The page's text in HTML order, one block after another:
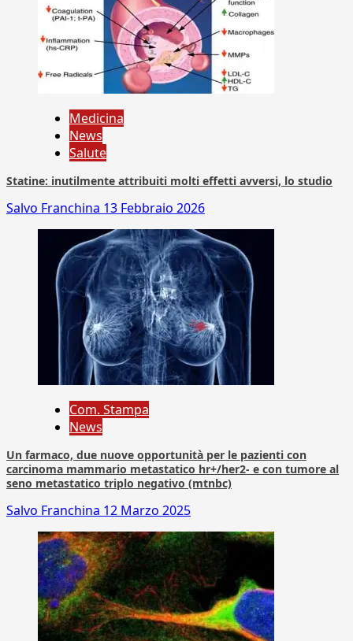
Medicina
News
Salute
Statine: inutilmente attribuiti molti effetti avversi, lo studio
Salvo Franchina 13 Febbraio 2026
Com. Stampa
News
Un farmaco, due nuove opportunità per le pazienti con
carcinoma mammario metastatico hr+/her2- e con tumore al
seno metastatico triplo negativo (mtnbc)
Salvo Franchina 12 Marzo 2025